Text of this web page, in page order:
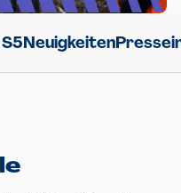
Neuigkeiten